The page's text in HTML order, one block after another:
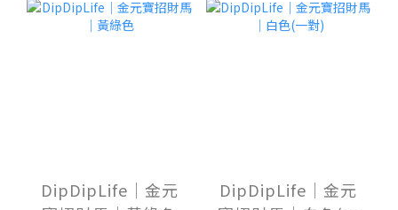
DipDipLife｜金元
DipDipLife｜金元